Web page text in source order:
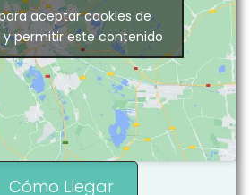
aceptar cookies de
permitir este contenido
Cómo Llegar